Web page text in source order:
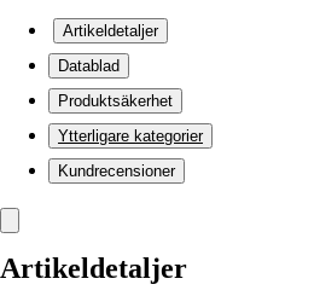
Artikeldetaljer
Datablad
Produktsäkerhet
Ytterligare kategorier
Kundrecensioner
Artikeldetaljer